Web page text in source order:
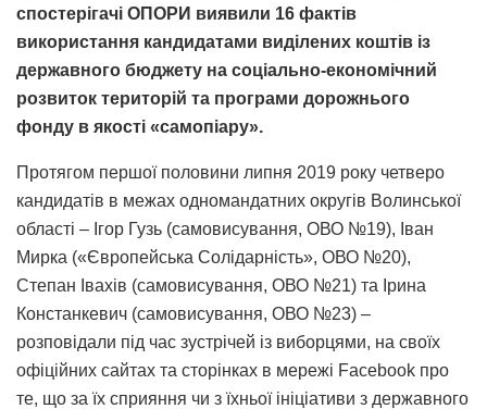
спостерігачі ОПОРИ виявили 16 фактів
використання кандидатами виділених коштів із
державного бюджету на соціально-економічний
розвиток територій та програми дорожнього
фонду в якості «самопіару».
Протягом першої половини липня 2019 року четверо
кандидатів в межах одномандатних округів Волинської
області – Ігор Гузь (самовисування, ОВО №19), Іван
Мирка («Європейська Солідарність», ОВО №20),
Степан Івахів (самовисування, ОВО №21) та Ірина
Констанкевич (самовисування, ОВО №23) –
розповідали під час зустрічей із виборцями, на своїх
офіційних сайтах та сторінках в мережі Facebook про
те, що за їх сприяння чи з їхньої ініціативи з державного